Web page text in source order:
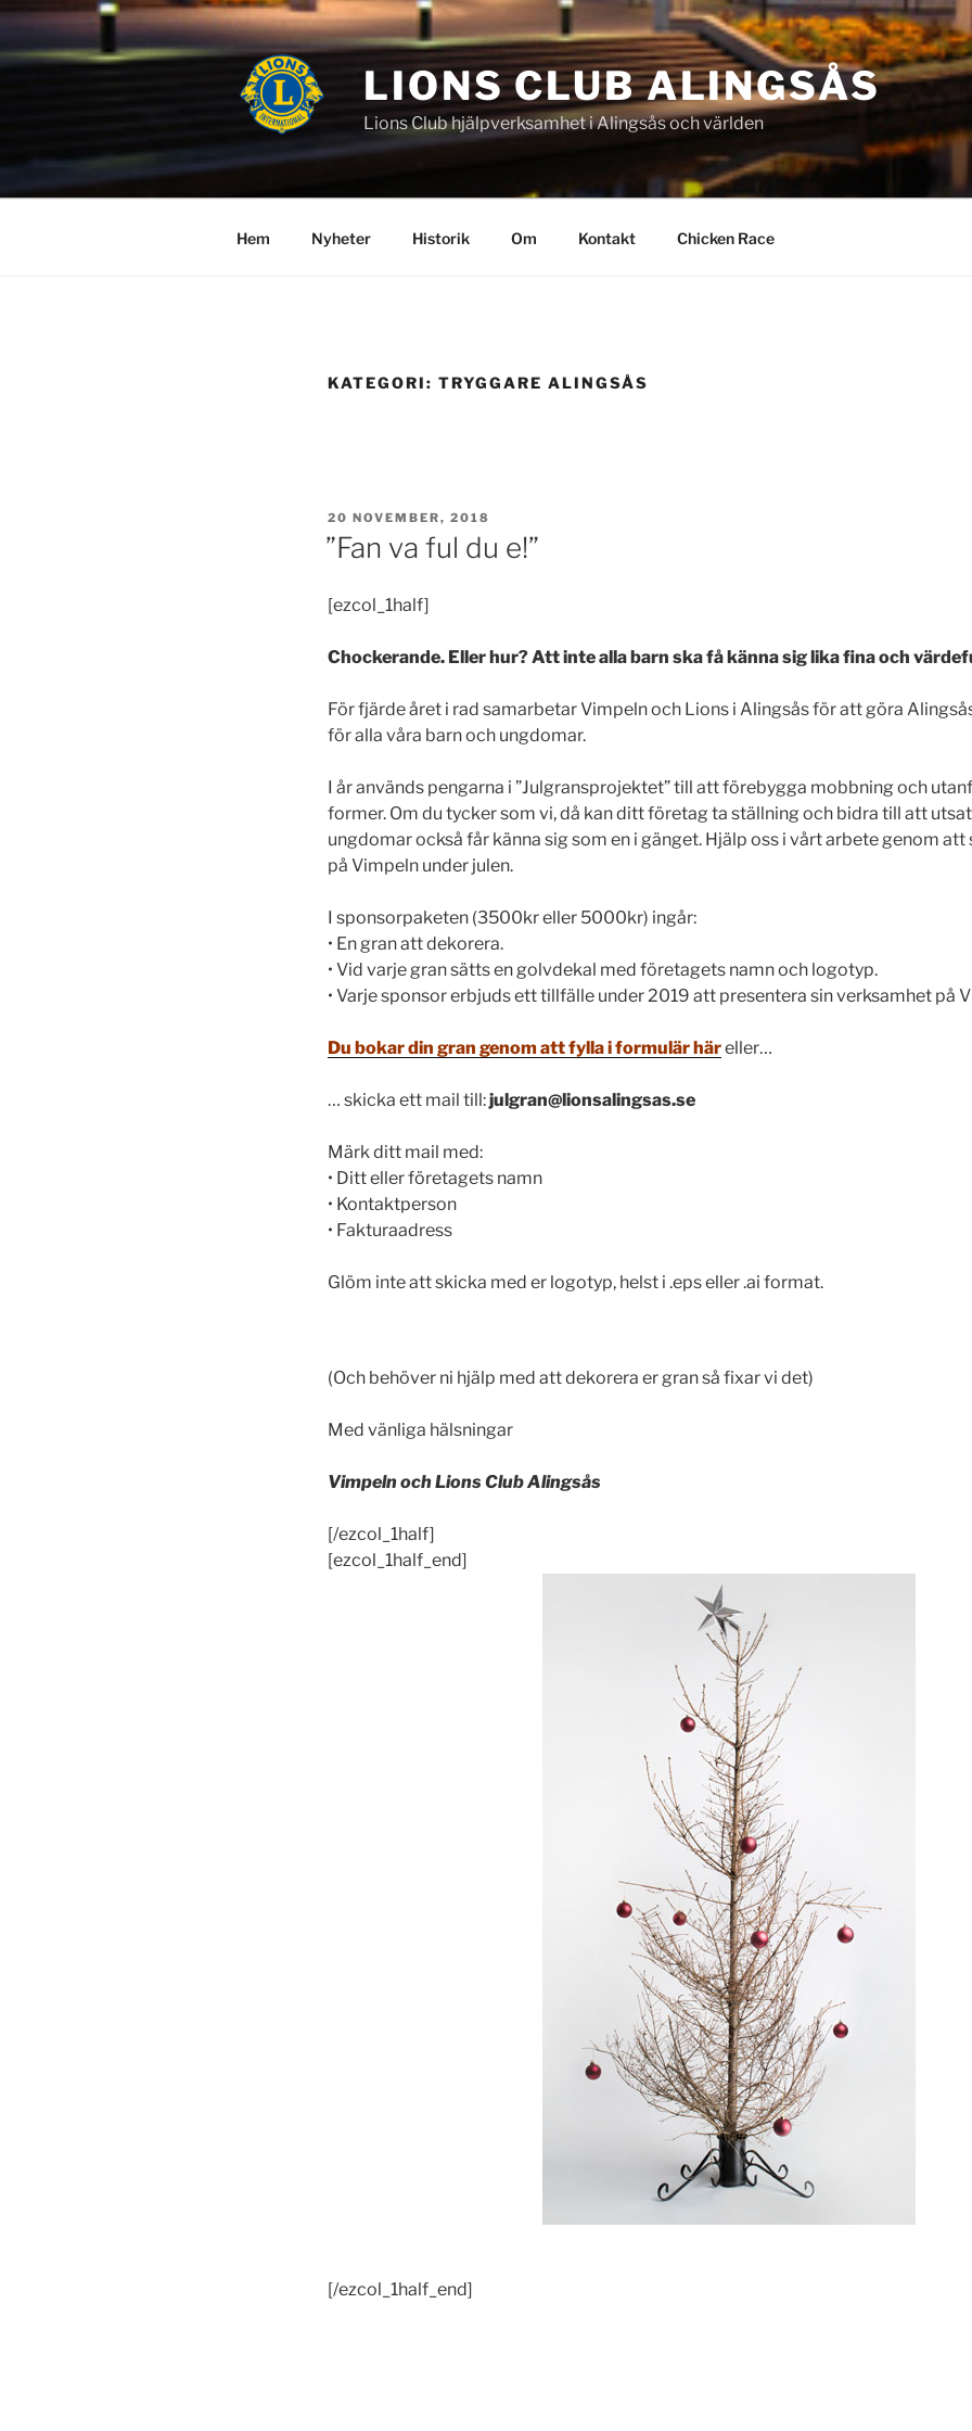
Hoppa
innehåll
LIONS CLUB ALINGSÅS
Lions Club hjälpverksamhet i Alingsås och världen
Hem Nyheter Historik Om Kontakt Chicken Race
KATEGORI: TRYGGARE ALINGSÅS
PUBLICERAT
20 NOVEMBER, 2018
”Fan va ful du e!”
[ezcol_1half]
Chockerande. Eller hur? Att inte alla barn ska få känna sig lika fina och
För fjärde året i rad samarbetar Vimpeln och Lions i Alingsås för att göra
för alla våra barn och ungdomar.
I år används pengarna i ”Julgransprojektet” till att förebygga mobbning och
former. Om du tycker som vi, då kan ditt företag ta ställning och bidra till att
ungdomar också får känna sig som en i gänget. Hjälp oss i vårt arbete genom att
på Vimpeln under julen.
I sponsorpaketen (3500kr eller 5000kr) ingår:
• En gran att dekorera.
• Vid varje gran sätts en golvdekal med företagets namn och logotyp.
• Varje sponsor erbjuds ett tillfälle under 2019 att presentera sin verksamhet på
Du bokar din gran genom att fylla i formulär häreller…
… skicka ett mail till:julgran@lionsalingsas.se
Märk ditt mail med:
• Ditt eller företagets namn
• Kontaktperson
• Fakturaadress
Glöm inte att skicka med er logotyp, helst i .eps eller .ai format.
(Och behöver ni hjälp med att dekorera er gran så fixar vi det)
Med vänliga hälsningar
Vimpeln och Lions Club Alingsås
[/ezcol_1half]
[ezcol_1half_end]
[/ezcol_1half_end]